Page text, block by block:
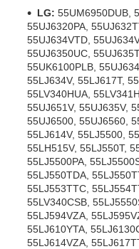
LG: 55UM6950DUB,
55UJ6320PA,
55UJ634VTD,
55UJ6350UC,
55UK6100PLB,
55LJ634V, 55LJ617T,
55LV340HUA,
55UJ651V, 55UJ635V,
55UJ6500, 55UJ6560,
55LJ614V, 55LJ5500,
55LH515V, 55LJ550T,
55LJ5500PA,
55LJ550TDA,
55LJ553TTC,
55LV340CSB,
55LJ594VZA,
55LJ610YTA,
55LJ614VZA,